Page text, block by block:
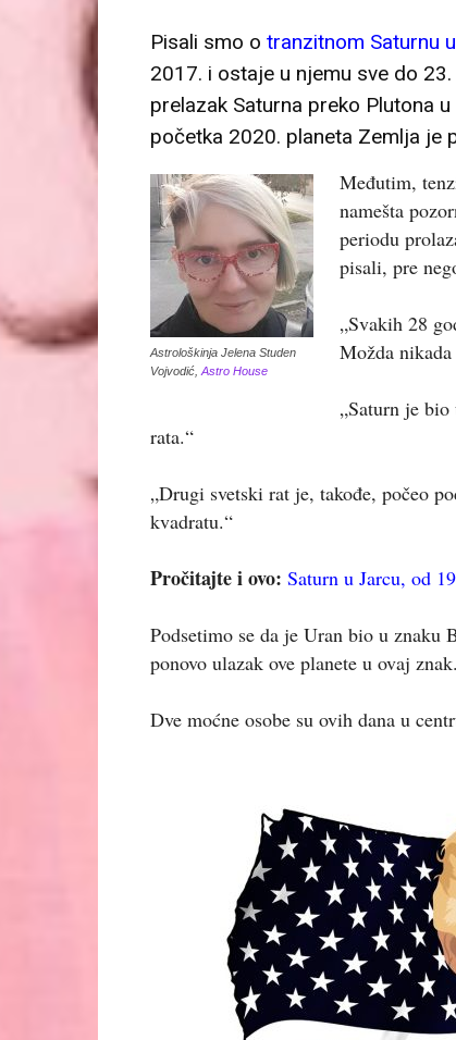
Pisali smo o tranzitnom Saturnu
2017. i ostaje u njemu sve do
prelazak Saturna preko Plutona
početka 2020. planeta Zemlja je
Astrološkinja Jelena Studen
Vojvodić, Astro House
Međutim,
namešta
periodu
pisali, pre
„Svakih 28
Možda
„Saturn je
rata.“
„Drugi svetski rat je, takođe, počeo
kvadratu.“
Pročitajte i ovo: Saturn u Jarcu, od
Podsetimo se da je Uran bio u znaku
ponovo ulazak ove planete u ovaj znak.
Dve moćne osobe su ovih dana u